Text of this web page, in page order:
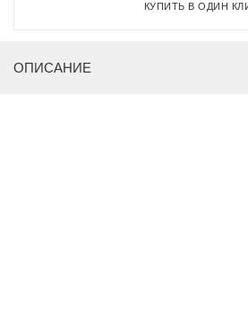
КУПИТЬ В ОДИН
ОПИСАНИЕ